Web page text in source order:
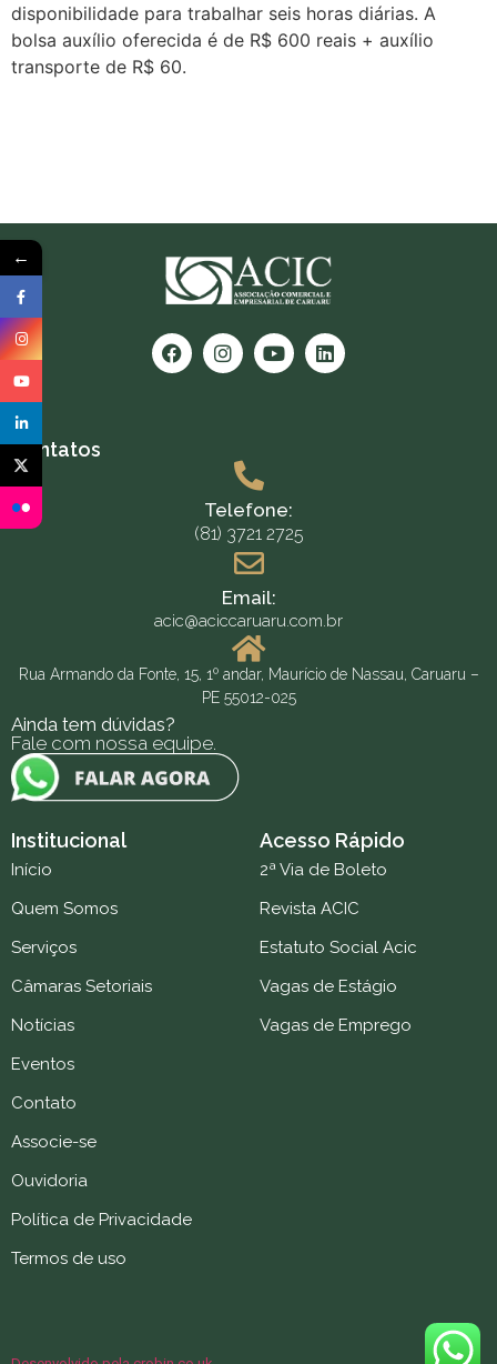
disponibilidade para trabalhar seis horas diárias. A
bolsa auxílio oferecida é de R$ 600 reais + auxílio
transporte de R$ 60.
Contatos
Telefone:
(81) 3721 2725
Email:
acic@aciccaruaru.com.br
Rua Armando da Fonte, 15, 1º andar, Maurício de Nassau, Caruaru –
PE 55012-025
Ainda tem dúvidas?
Fale com nossa equipe.
Institucional
Início
Quem Somos
Serviços
Câmaras Setoriais
Notícias
Eventos
Contato
Associe-se
Ouvidoria
Política de Privacidade
Termos de uso
Acesso Rápido
2ª Via de Boleto
Revista ACIC
Estatuto Social Acic
Vagas de Estágio
Vagas de Emprego
←